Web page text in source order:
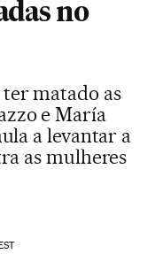
no
matado as
e María
a levantar a
as mulheres